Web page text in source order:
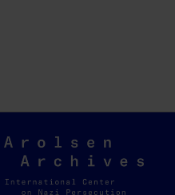
Arolsen
Archives